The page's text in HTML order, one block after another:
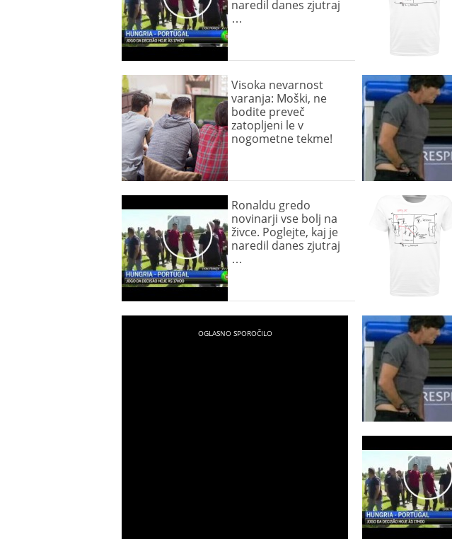
naredil danes zjutraj
…
Visoka nevarnost
varanja: Moški, ne
bodite preveč
zatopljeni le v
nogometne tekme!
Ronaldu gredo
novinarji vse bolj na
živce. Poglejte, kaj je
naredil danes zjutraj
…